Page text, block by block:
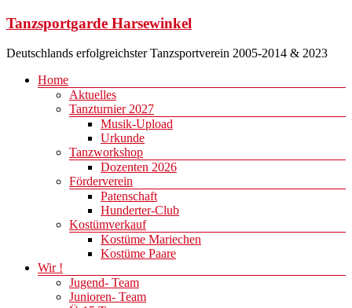
Zum
springen
Tanzsportgarde Harsewinkel
Deutschlands erfolgreichster Tanzsportverein 2005-2014 & 2023
Menü
Home
Aktuelles
Tanzturnier 2027
Musik-Upload
Urkunde
Tanzworkshop
Dozenten 2026
Förderverein
Patenschaft
Hunderter-Club
Kostümverkauf
Kostüme Mariechen
Kostüme Paare
Wir !
Jugend- Team
Junioren- Team